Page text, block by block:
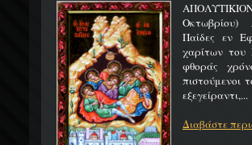
Οκτωβρίου)
Παίδες εν
χαρίτων του
φθοράς
πιστούμενοι
εξεγείραντι,...
Διαβάστε